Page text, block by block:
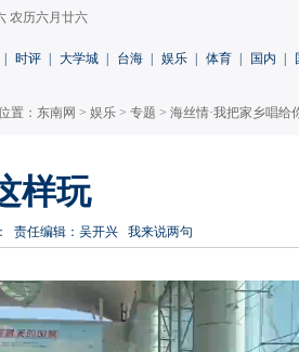
农历六月廿六
时评 大学城 台海 娱乐 体育 国内
置： 东南网 > 娱乐 > 专题 > 海丝情·我把家乡唱给
样玩
责任编辑：吴开兴 我来说两句